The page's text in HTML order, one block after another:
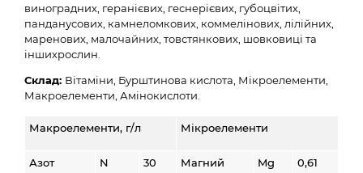
виноградних, геранієвих, геснерієвих, губоцвітих,
панданусових, камнеломкових, коммелінових, лілійних,
маренових, малочайних, товстянкових, шовковиці та
іншихрослин.
Склад: Вітаміни, Бурштинова кислота, Мікроелементи,
Макроелементи, Амінокислоти.
Макроелементи, г/л Мікроелементи
Азот N 30 Магний Mg 0,61